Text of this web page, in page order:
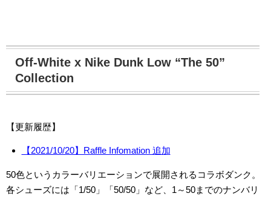
Off-White x Nike Dunk Low “The 50”
Collection
【更新履歴】
【2021/10/20】Raffle Infomation 追加
50色というカラーバリエーションで展開されるコラボダンク。
各シューズには「1/50」「50/50」など、1～50までのナンバリ